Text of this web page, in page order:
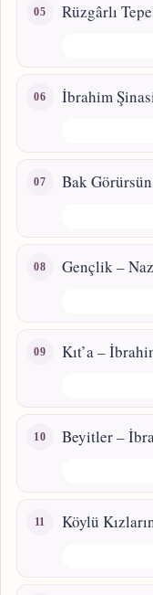
Rüzgârlı
İbrahim
Bak
Gençlik –
Kıt’a –
Beyitler –
Köylü